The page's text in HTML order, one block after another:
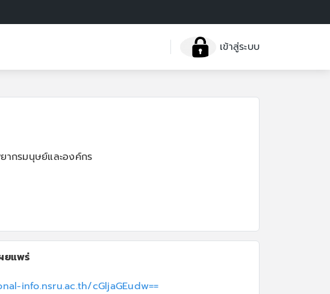
เข้าสู่ระบบ
ากรมนุษย์และองค์กร
ยแพร่
info.nsru.ac.th/cGljaGEudw==